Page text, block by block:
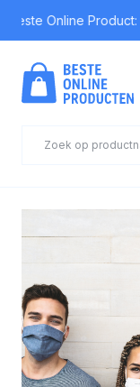
Online Product: